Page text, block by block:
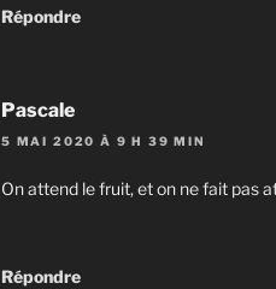
Répondre
Pascale
5 MAI 2020 À 9 H 39 MIN
On attend le fruit, et on ne fait pas
Répondre